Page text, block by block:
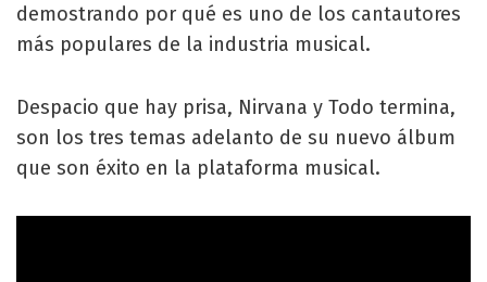
demostrando por qué es uno de los cantautores
más populares de la industria musical.
Despacio que hay prisa, Nirvana y Todo termina,
son los tres temas adelanto de su nuevo álbum
que son éxito en la plataforma musical.